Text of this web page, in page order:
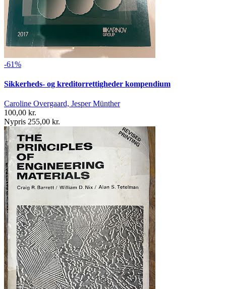
-61%
Sikkerheds- og kreditorrettigheder kompendium
Caroline Overgaard, Jesper Münther
100,00 kr.
Nypris 255,00 kr.